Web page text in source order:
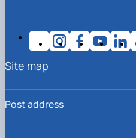
Post address
Site map